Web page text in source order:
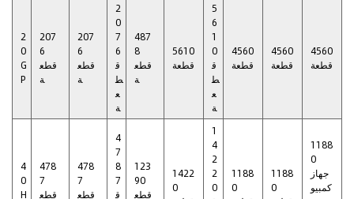
2
0
G
P
207
6
قطع
ة
207
6
قطع
ة
2
0
7
6
ق
ط
ع
ة
487
8
قطع
ة
5610
قطعة
5
6
1
0
ق
ط
ع
ة
4560
قطعة
4560
قطعة
4560
قطعة
4
0
H
478
7
قطع
478
7
قطع
4
7
8
7
ق
123
90
قطع
1422
0
1
4
2
2
0
1188
0
1188
0
1188
0
جهاز
كمبيو